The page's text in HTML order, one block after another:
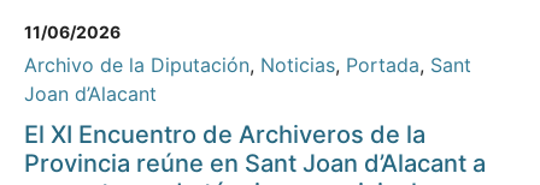
11/06/2026
Archivo de la Diputación, Noticias, Portada, Sant
Joan d’Alacant
El XI Encuentro de Archiveros de la
Provincia reúne en Sant Joan d’Alacant a